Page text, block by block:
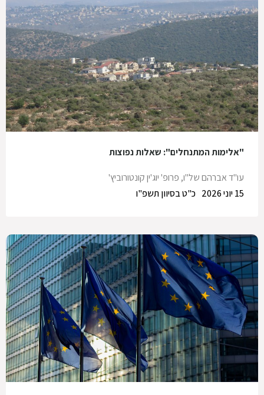
"אלימות המתנחלים": שאלות נפוצות
עו"ד אברהם של"ו, פרופ' יוג'ין קונטורוביץ'
כ"ט בסיוון תשפ"ו
15 יוני 2026